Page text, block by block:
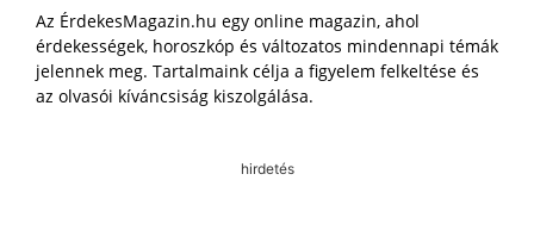
Az ÉrdekesMagazin.hu egy online magazin, ahol
érdekességek, horoszkóp és változatos mindennapi témák
jelennek meg. Tartalmaink célja a figyelem felkeltése és
az olvasói kíváncsiság kiszolgálása.
hirdetés